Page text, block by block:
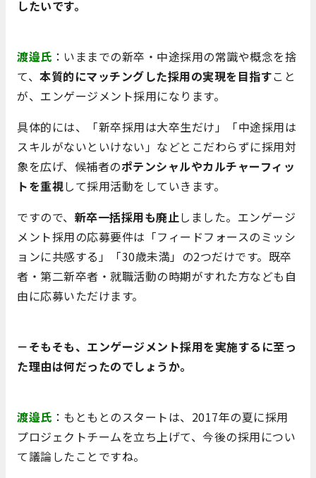
したいです。
渡邉氏 ：いままでの新卒・中途採用の常識や概念を捨
て、 本質的にマッチングした採用の実現を目指すこと
が、エンゲージメント採用になります。
具体的には、「新卒採用は大卒生だけ」「中途採用は
スキルがないといけない」などとこだわらずに採用対
象を広げ、候補者のポテンシャルやカルチャーフィッ
トを重視して採用活動をしていきます。
ですので、 新卒一括採用も廃止しました。エンゲージ
メント採用の応募要件は「フィードフォースのミッシ
ョンに共感する」「30歳未満」の2つだけです。既卒
者・第二新卒者・就職活動の時期がすれた方なども自
由に応募いただけます。
－そもそも、エンゲージメント採用を実施するに至っ
た理由は何だったのでしょうか。
渡邉氏 ：もともとのスタートは、2017年の夏に採用
プロジェクトチームを立ち上げて、今後の採用につい
て議論したことですね。